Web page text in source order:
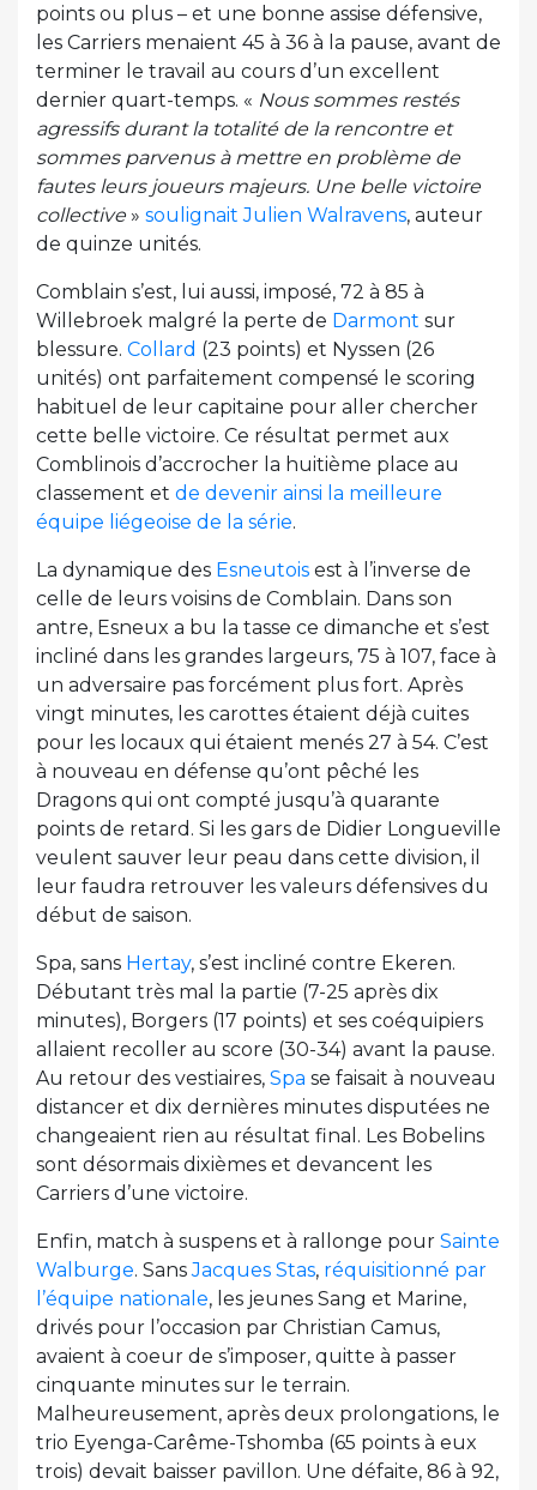
points ou plus – et une bonne assise défensive,
les Carriers menaient 45 à 36 à la pause, avant de
terminer le travail au cours d’un excellent
dernier quart-temps. « Nous sommes restés
agressifs durant la totalité de la rencontre et
sommes parvenus à mettre en problème de
fautes leurs joueurs majeurs. Une belle victoire
collective» soulignait Julien Walravens, auteur
de quinze unités.
Comblain s’est, lui aussi, imposé, 72 à 85 à
Willebroek malgré la perte de Darmont sur
blessure. Collard (23 points) et Nyssen (26
unités) ont parfaitement compensé le scoring
habituel de leur capitaine pour aller chercher
cette belle victoire. Ce résultat permet aux
Comblinois d’accrocher la huitième place au
classement et de devenir ainsi la meilleure
équipe liégeoise de la série.
La dynamique des Esneutois est à l’inverse de
celle de leurs voisins de Comblain. Dans son
antre, Esneux a bu la tasse ce dimanche et s’est
incliné dans les grandes largeurs, 75 à 107, face à
un adversaire pas forcément plus fort. Après
vingt minutes, les carottes étaient déjà cuites
pour les locaux qui étaient menés 27 à 54. C’est
à nouveau en défense qu’ont pêché les
Dragons qui ont compté jusqu’à quarante
points de retard. Si les gars de Didier Longueville
veulent sauver leur peau dans cette division, il
leur faudra retrouver les valeurs défensives du
début de saison.
Spa, sans Hertay, s’est incliné contre Ekeren.
Débutant très mal la partie (7-25 après dix
minutes), Borgers (17 points) et ses coéquipiers
allaient recoller au score (30-34) avant la pause.
Au retour des vestiaires, Spa se faisait à nouveau
distancer et dix dernières minutes disputées ne
changeaient rien au résultat final. Les Bobelins
sont désormais dixièmes et devancent les
Carriers d’une victoire.
Enfin, match à suspens et à rallonge pour Sainte
Walburge. SansJacques Stas, réquisitionné par
l’équipe nationale, les jeunes Sang et Marine,
drivés pour l’occasion par Christian Camus,
avaient à coeur de s’imposer, quitte à passer
cinquante minutes sur le terrain.
Malheureusement, après deux prolongations, le
trio Eyenga-Carême-Tshomba (65 points à eux
trois) devait baisser pavillon. Une défaite, 86 à 92,